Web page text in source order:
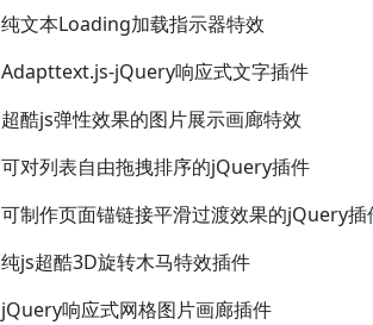
纯文本Loading加载指示器特效
Adapttext.js-jQuery响应式文字插件
超酷js弹性效果的图片展示画廊特效
可对列表自由拖拽排序的jQuery插件
可制作页面锚链接平滑过渡效果的jQuery插
纯js超酷3D旋转木马特效插件
jQuery响应式网格图片画廊插件